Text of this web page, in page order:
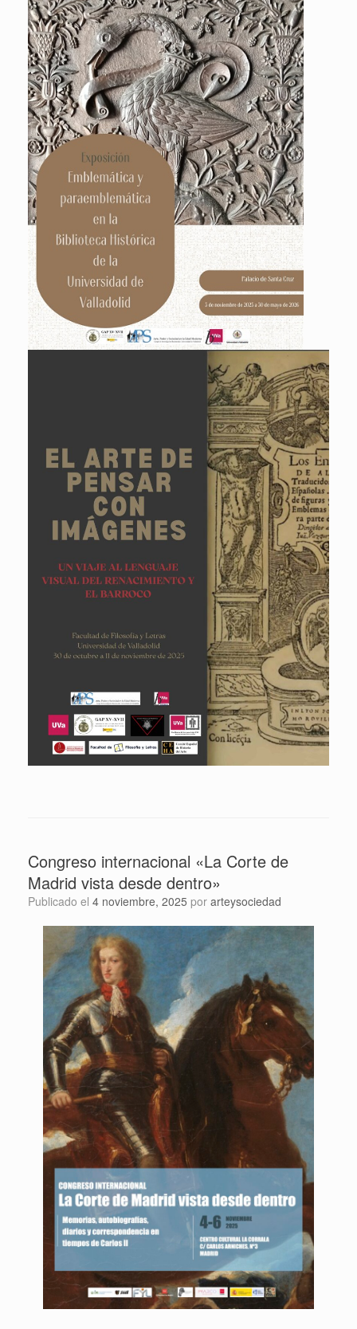
Congreso internacional «La Corte de
Madrid vista desde dentro»
Publicado el 4 noviembre, 2025 por arteysociedad